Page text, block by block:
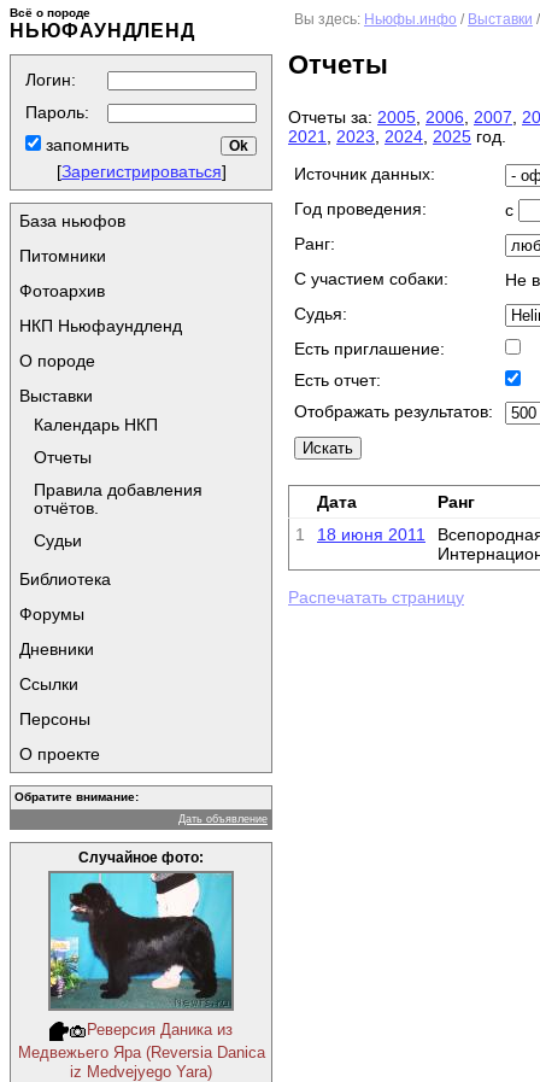
Всё о породе
НЬЮФАУНДЛЕНД
Логин:
Пароль:
запомнить
[Зарегистрироваться]
База ньюфов
Питомники
Фотоархив
НКП Ньюфаундленд
О породе
Выставки
Календарь НКП
Отчеты
Правила добавления
отчётов.
Судьи
Библиотека
Форумы
Дневники
Ссылки
Персоны
О проекте
Обратите внимание:
Дать объявление
Случайное фото:
Реверсия Даника из
Медвежьего Яра (Reversia Danica
iz Medvejyego Yara)
Вы здесь: Ньюфы.инфо / Выставки
Отчеты
Отчеты за: 2005 2006 2007
2021
2023 2024 2025 год.
Источник данных:
Год проведения:
с
Ранг:
C участием собаки:
Не
Судья:
Есть приглашение:
Есть отчет:
Отображать результатов:
Дата
Ранг
1
18 июня 2011
Распечатать страницу